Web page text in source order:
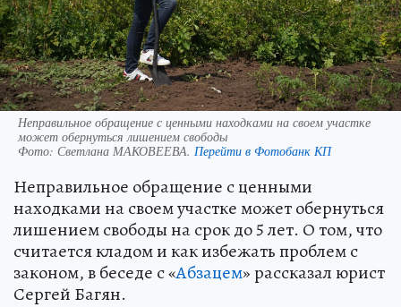
Неправильное обращение с ценными находками на своем участке
может обернуться лишением свободы
Фото: Светлана МАКОВЕЕВА. Перейти в Фотобанк КП
Неправильное обращение с ценными
находками на своем участке может обернуться
лишением свободы на срок до 5 лет. О том, что
считается кладом и как избежать проблем с
законом, в беседе с «Абзацем» рассказал юрист
Сергей Багян.